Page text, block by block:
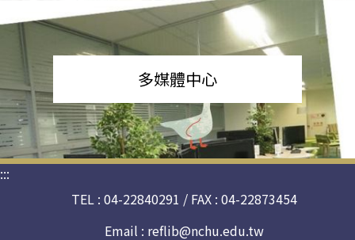
多媒體中心
:::
TEL : 04-22840291 / FAX : 04-22873454
Email : reflib@nchu.edu.tw